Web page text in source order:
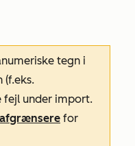
tegn i
(f.eks.
fejl under import.
for